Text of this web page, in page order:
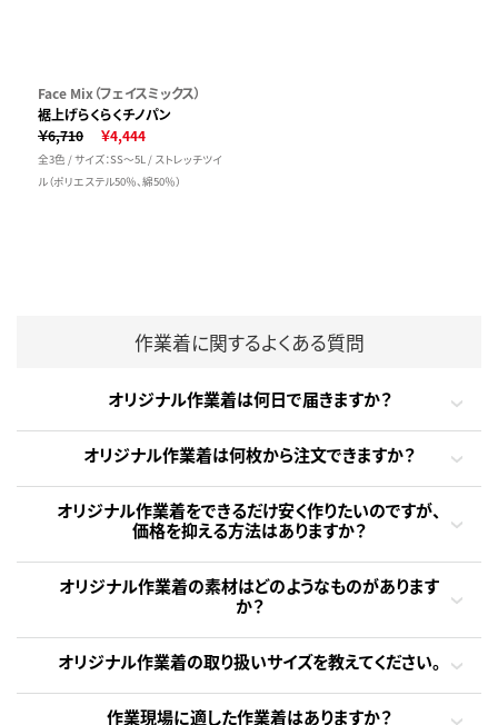
Face Mix（フェイスミックス）
裾上げらくらくチノパン
￥6,710
￥4,444
全3色 / サイズ：SS～5L / ストレッチツイ
ル（ポリエステル50％、綿50％）
作業着に関するよくある質問
オリジナル作業着は何日で届きますか？
オリジナル作業着は何枚から注文できますか？
オリジナル作業着をできるだけ安く作りたいのですが、
価格を抑える方法はありますか？
オリジナル作業着の素材はどのようなものがあります
か？
オリジナル作業着の取り扱いサイズを教えてください。
作業現場に適した作業着はありますか？